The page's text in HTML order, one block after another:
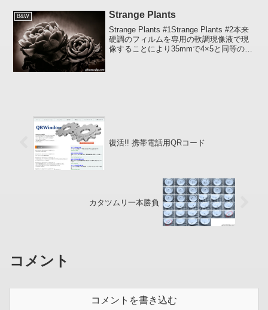
B&W Strange Plants
Strange Plants #1Strange Plants #2本来
硬調のフィルムを専用の軟調現像液で現
像することにより35mmで4×5と同等の粒
復活!! 携帯電話用QRコード
カタツムリ一本勝負
コメント
コメントを書き込む